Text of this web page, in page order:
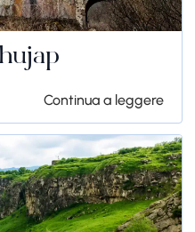
Continua a leggere